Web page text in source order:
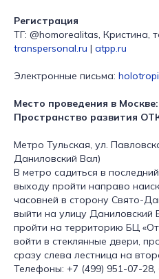
Регистрация
ТГ: @homorealitas, Кристина,
transpersonal.ru | atpp.ru
Электронные письма:
Место проведения в Москве:
Пространство развития
Метро Тульская, ул.
Даниловский Вал)
В метро садиться в
выходу пройти направо
часовней в сторону Свято-
выйти на улицу Даниловский
пройти на территорию БЦ
войти в стеклянные двери,
сразу слева лестница на
Телефоны: +7 (499) 951-07-28,